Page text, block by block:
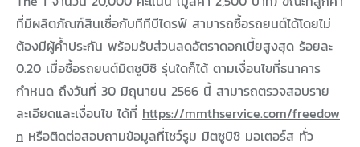
ที่มีผลิตภัณฑ์สินเชื่อกับทีทีบีไดรฟ์ สามารถซื้อรถยนต์ได้โดยไม่
ต้องมีผู้ค้ำประกัน พร้อมรับส่วนลดอัตราดอกเบี้ยสูงสุด ร้อยละ
0.20 เมื่อซื้อรถยนต์มิตซูบิชิ รุ่นใดก็ได้ ตามเงื่อนไขที่ธนาคาร
กำหนด ถึงวันที่ 30 มิถุนายน 2566 นี้ สามารถตรวจสอบราย
ละเอียดและเงื่อนไข ได้ที่ https://mmthservice.com/freedow
n หรือติดต่อสอบถามข้อมูลที่โชว์รูม มิตซูบิชิ มอเตอร์ส ทั่ว